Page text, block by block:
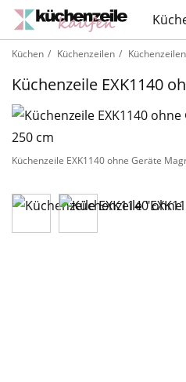
Küchen Küchenzeilen
Küchenzeile EXK1140
Küchenzeile EXK1140 ohne Geräte